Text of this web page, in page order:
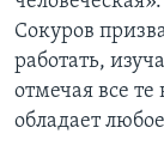
Сокуров
работать,
отмечая все
обладает